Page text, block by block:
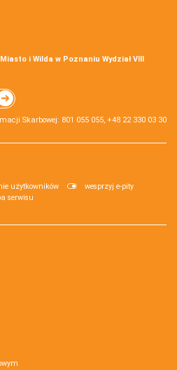
i Wilda w Poznaniu Wydział VIII
Skarbowej: 801 055 055, +48 22 330 03 30
użytkowników
wesprzyj e-pity
serwisu